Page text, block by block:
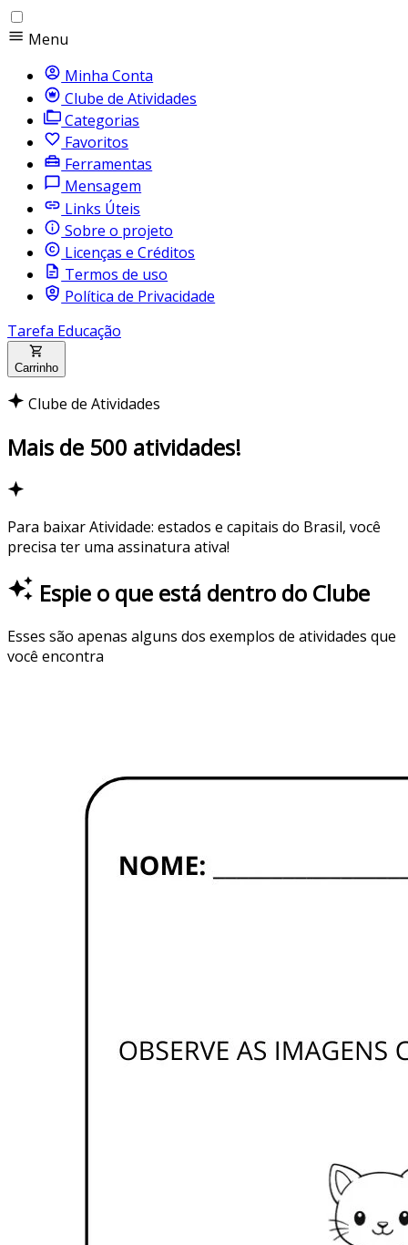
Menu
Minha Conta
Clube de Atividades
Categorias
Favoritos
Ferramentas
Mensagem
Links Úteis
Sobre o projeto
Licenças e Créditos
Termos de uso
Política de Privacidade
Tarefa Educação
Carrinho
Clube de Atividades
Mais de 500 atividades!
Para baixarAtividade: estados e capitais do Brasil, você
precisa ter uma assinatura ativa!
Espie o que está dentro do Clube
Esses são apenas alguns dos exemplos de atividades que
você encontra